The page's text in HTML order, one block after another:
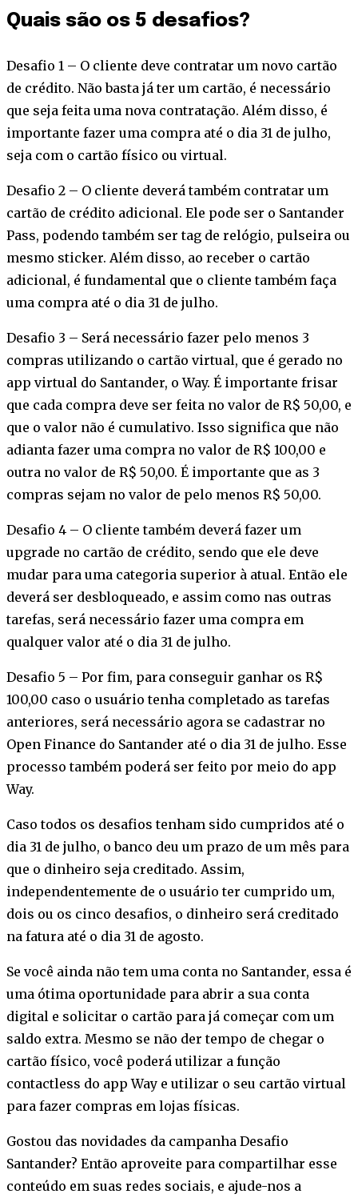
Quais são os 5 desafios?
Desafio 1 – O cliente deve contratar um novo cartão
de crédito. Não basta já ter um cartão, é necessário
que seja feita uma nova contratação. Além disso, é
importante fazer uma compra até o dia 31 de julho,
seja com o cartão físico ou virtual.
Desafio 2 – O cliente deverá também contratar um
cartão de crédito adicional. Ele pode ser o Santander
Pass, podendo também ser tag de relógio, pulseira ou
mesmo sticker. Além disso, ao receber o cartão
adicional, é fundamental que o cliente também faça
uma compra até o dia 31 de julho.
Desafio 3 – Será necessário fazer pelo menos 3
compras utilizando o cartão virtual, que é gerado no
app virtual do Santander, o Way. É importante frisar
que cada compra deve ser feita no valor de R$ 50,00, e
que o valor não é cumulativo. Isso significa que não
adianta fazer uma compra no valor de R$ 100,00 e
outra no valor de R$ 50,00. É importante que as 3
compras sejam no valor de pelo menos R$ 50,00.
Desafio 4 – O cliente também deverá fazer um
upgrade no cartão de crédito, sendo que ele deve
mudar para uma categoria superior à atual. Então ele
deverá ser desbloqueado, e assim como nas outras
tarefas, será necessário fazer uma compra em
qualquer valor até o dia 31 de julho.
Desafio 5 – Por fim, para conseguir ganhar os R$
100,00 caso o usuário tenha completado as tarefas
anteriores, será necessário agora se cadastrar no
Open Finance do Santander até o dia 31 de julho. Esse
processo também poderá ser feito por meio do app
Way.
Caso todos os desafios tenham sido cumpridos até o
dia 31 de julho, o banco deu um prazo de um mês para
que o dinheiro seja creditado. Assim,
independentemente de o usuário ter cumprido um,
dois ou os cinco desafios, o dinheiro será creditado
na fatura até o dia 31 de agosto.
Se você ainda não tem uma conta no Santander, essa é
uma ótima oportunidade para abrir a sua conta
digital e solicitar o cartão para já começar com um
saldo extra. Mesmo se não der tempo de chegar o
cartão físico, você poderá utilizar a função
contactless do app Way e utilizar o seu cartão virtual
para fazer compras em lojas físicas.
Gostou das novidades da campanha Desafio
Santander? Então aproveite para compartilhar esse
conteúdo em suas redes sociais, e ajude-nos a